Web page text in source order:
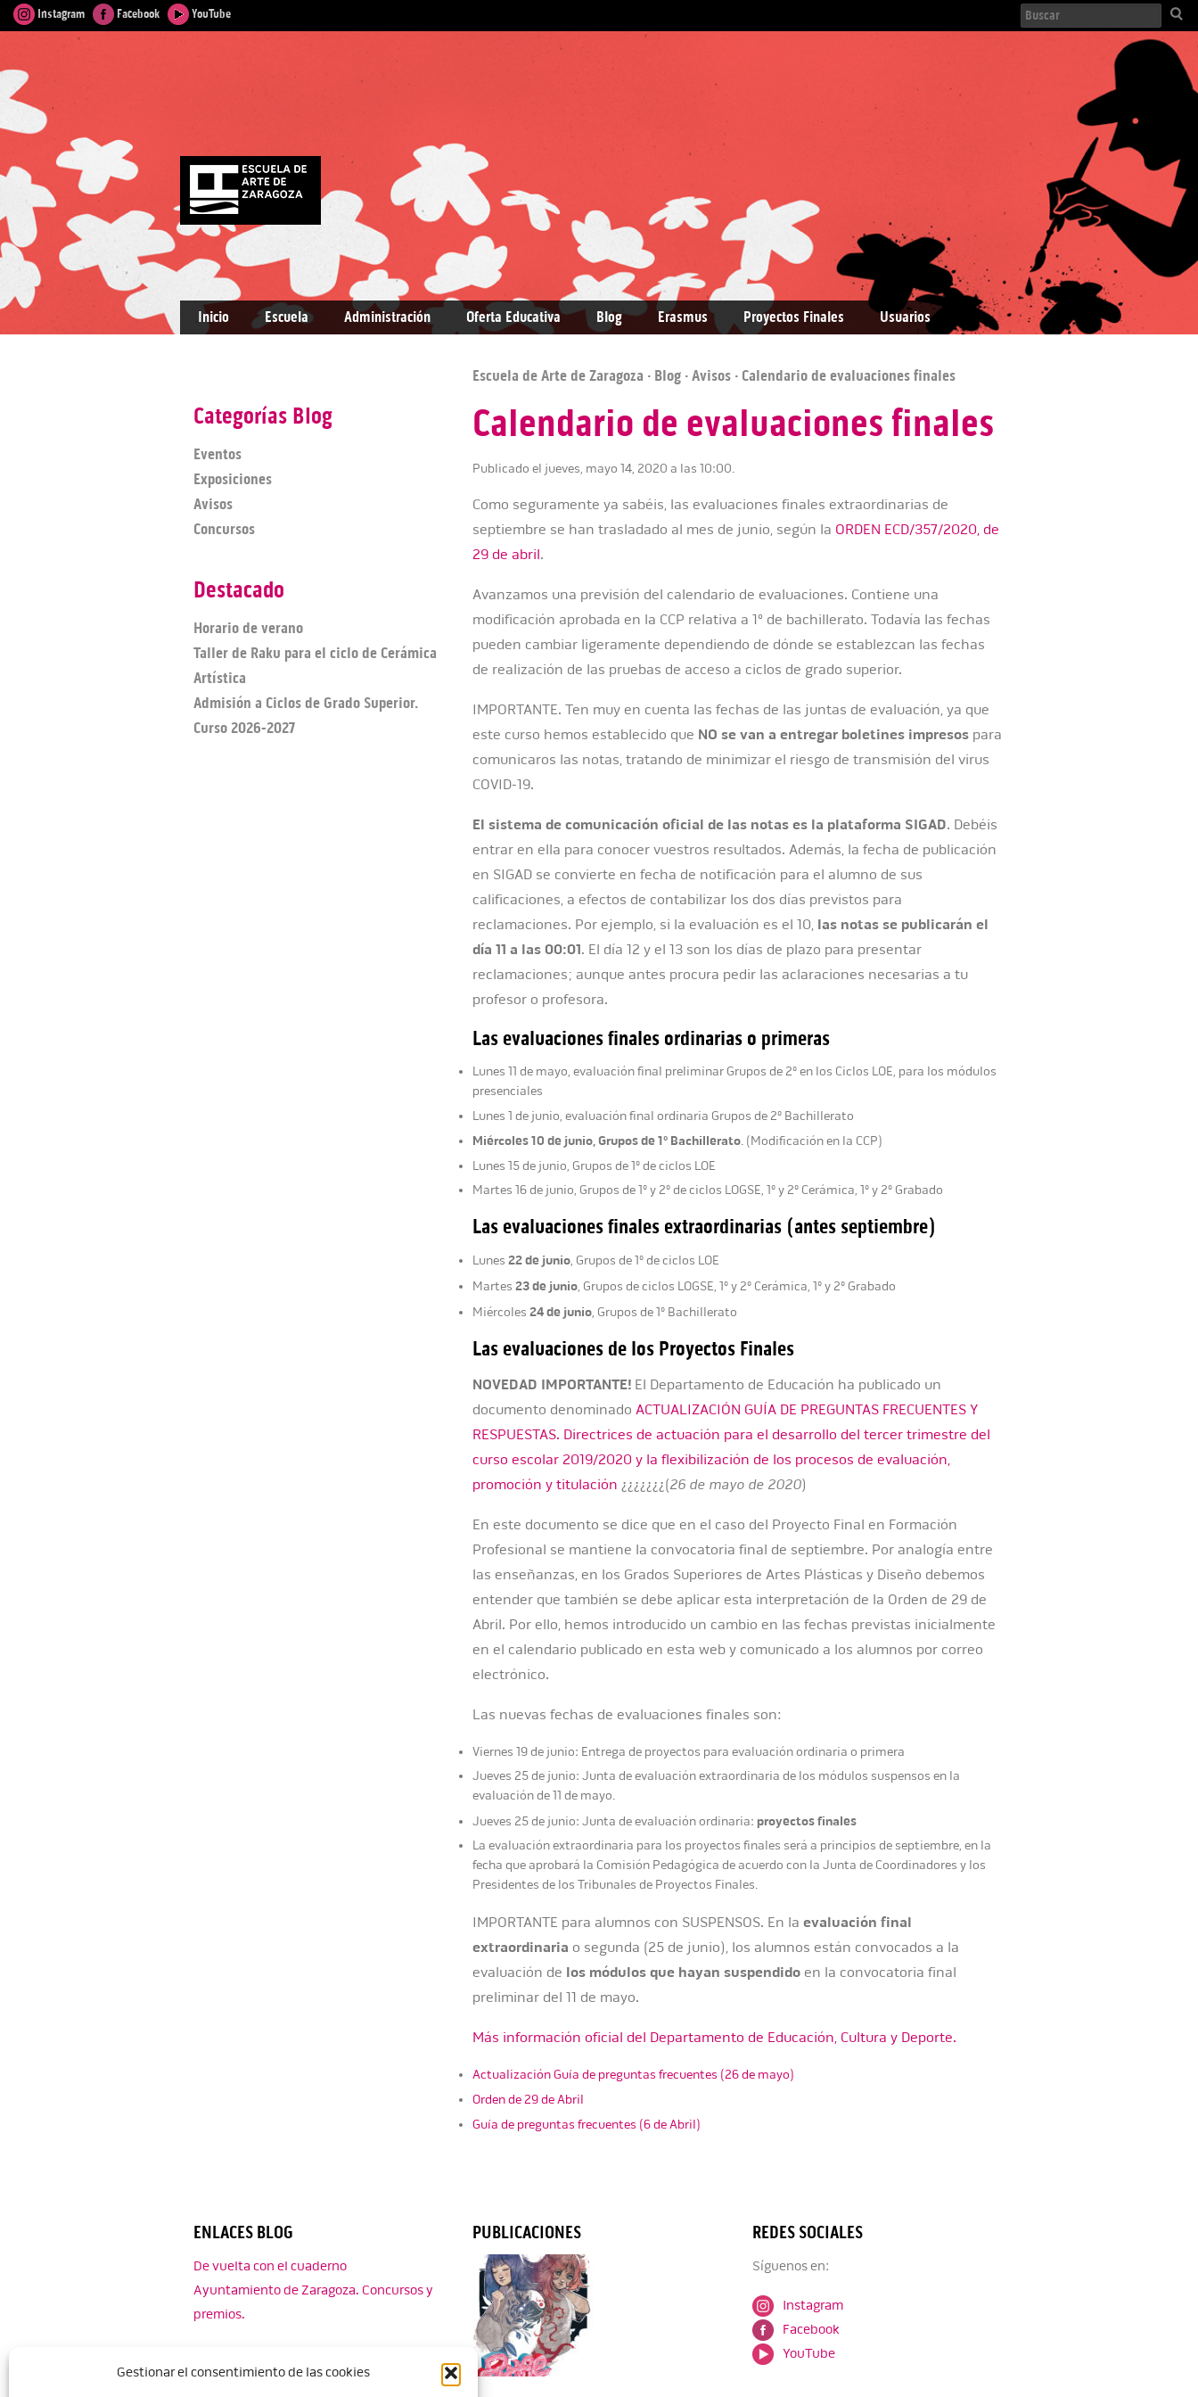
Gestionar el consentimiento de las cookies
Instagram Facebook YouTube
Inicio Escuela Administración Oferta Educativa Blog Erasmus Proyectos Finales Usuarios
Escuela de Arte de Zaragoza · Blog ·Avisos · Calendario de evaluaciones finales
Calendario de evaluaciones finales
Publicado el jueves, mayo 14, 2020 a las 10:00.
Como seguramente ya sabéis, las evaluaciones finales extraordinarias de
septiembre se han trasladado al mes de junio, según la ORDEN ECD/357/2020, de
29 de abril.
Avanzamos una previsión del calendario de evaluaciones. Contiene una
modificación aprobada en la CCP relativa a 1º de bachillerato. Todavía las fechas
pueden cambiar ligeramente dependiendo de dónde se establezcan las fechas
de realización de las pruebas de acceso a ciclos de grado superior.
IMPORTANTE. Ten muy en cuenta las fechas de las juntas de evaluación, ya que
este curso hemos establecido que NO se van a entregar boletines impresos para
comunicaros las notas, tratando de minimizar el riesgo de transmisión del virus
COVID-19.
El sistema de comunicación oficial de las notas es la plataforma SIGAD. Debéis
entrar en ella para conocer vuestros resultados. Además, la fecha de publicación
en SIGAD se convierte en fecha de notificación para el alumno de sus
calificaciones, a efectos de contabilizar los dos días previstos para
reclamaciones. Por ejemplo, si la evaluación es el 10, las notas se publicarán el
día 11 a las 00:01. El día 12 y el 13 son los días de plazo para presentar
reclamaciones; aunque antes procura pedir las aclaraciones necesarias a tu
profesor o profesora.
Las evaluaciones finales ordinarias o primeras
Lunes 11 de mayo, evaluación final preliminar Grupos de 2º en los Ciclos LOE, para los módulos
presenciales
Lunes 1 de junio, evaluación final ordinaria Grupos de 2º Bachillerato
Miércoles 10 de junio, Grupos de 1º Bachillerato. (Modificación en la CCP)
Lunes 15 de junio, Grupos de 1º de ciclos LOE
Martes 16 de junio, Grupos de 1º y 2º de ciclos LOGSE, 1º y 2º Cerámica, 1º y 2º Grabado
Las evaluaciones finales extraordinarias (antes septiembre)
Lunes22 de junio, Grupos de 1º de ciclos LOE
Martes23 de junio, Grupos de ciclos LOGSE, 1º y 2º Cerámica, 1º y 2º Grabado
Miércoles24 de junio, Grupos de 1º Bachillerato
Las evaluaciones de los Proyectos Finales
NOVEDAD IMPORTANTE! El Departamento de Educación ha publicado un
documento denominadoACTUALIZACIÓN GUÍA DE PREGUNTAS FRECUENTES Y
RESPUESTAS. Directrices de actuación para el desarrollo del tercer trimestre del
curso escolar 2019/2020 y la flexibilización de los procesos de evaluación,
promoción y titulación¿¿¿¿¿¿¿(26 de mayo de 2020)
En este documento se dice que en el caso del Proyecto Final en Formación
Profesional se mantiene la convocatoria final de septiembre. Por analogía entre
las enseñanzas, en los Grados Superiores de Artes Plásticas y Diseño debemos
entender que también se debe aplicar esta interpretación de la Orden de 29 de
Abril. Por ello, hemos introducido un cambio en las fechas previstas inicialmente
en el calendario publicado en esta web y comunicado a los alumnos por correo
electrónico.
Las nuevas fechas de evaluaciones finales son:
Viernes 19 de junio: Entrega de proyectos para evaluación ordinaria o primera
Jueves 25 de junio: Junta de evaluación extraordinaria de los módulos suspensos en la
evaluación de 11 de mayo.
Jueves 25 de junio: Junta de evaluación ordinaria: proyectos finales
La evaluación extraordinaria para los proyectos finales será a principios de septiembre, en la
fecha que aprobará la Comisión Pedagógica de acuerdo con la Junta de Coordinadores y los
Presidentes de los Tribunales de Proyectos Finales.
IMPORTANTE para alumnos con SUSPENSOS. En laevaluación final
extraordinaria o segunda (25 de junio), los alumnos están convocados a la
evaluación de los módulos que hayan suspendido en la convocatoria final
preliminar del 11 de mayo.
Más información oficial del Departamento de Educación, Cultura y Deporte.
Actualización Guía de preguntas frecuentes (26 de mayo)
Orden de 29 de Abril
Guía de preguntas frecuentes (6 de Abril)
Categorías Blog
Eventos
Exposiciones
Avisos
Concursos
Destacado
Horario de verano
Taller de Raku para el ciclo de Cerámica
Artística
Admisión a Ciclos de Grado Superior.
Curso 2026-2027
ENLACES BLOG
De vuelta con el cuaderno
Ayuntamiento de Zaragoza. Concursos y
premios.
PUBLICACIONES REDES SOCIALES
Síguenos en:
Instagram
Facebook
YouTube